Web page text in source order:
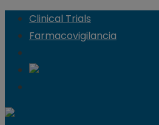
Clinical Trials
Farmacovigilancia